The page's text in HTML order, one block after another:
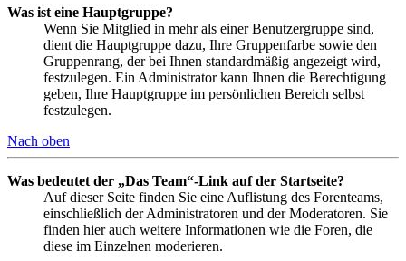
Was ist eine Hauptgruppe?
Wenn Sie Mitglied in mehr als einer Benutzergruppe sind,
dient die Hauptgruppe dazu, Ihre Gruppenfarbe sowie den
Gruppenrang, der bei Ihnen standardmäßig angezeigt wird,
festzulegen. Ein Administrator kann Ihnen die Berechtigung
geben, Ihre Hauptgruppe im persönlichen Bereich selbst
festzulegen.
Nach oben
Was bedeutet der „Das Team“-Link auf der Startseite?
Auf dieser Seite finden Sie eine Auflistung des Forenteams,
einschließlich der Administratoren und der Moderatoren. Sie
finden hier auch weitere Informationen wie die Foren, die
diese im Einzelnen moderieren.